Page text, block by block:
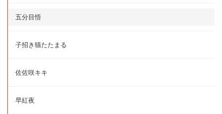
五分目悟
子招き猫たたまる
佐佐咲キキ
早紅夜